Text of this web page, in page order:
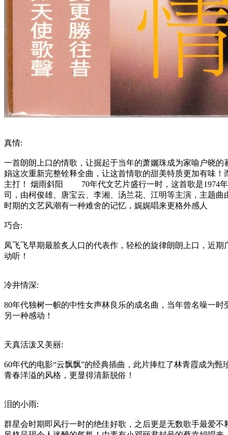
真情:
一首朗朗上口的情歌，让掘起于当年的萧孋珠成为家喻户晓
娟这次重新完整铨释全曲，让这首情歌的甜美特质更加有味
主打！ 烟雨斜阳 70年代文艺片盛行一时，这首歌是1974年
司，由柯俊雄、唐宝云、李湘、汤兰花、江明等主演，主题
时期的文艺风潮有一种难舍的记忆，娓娓唱来更格外感人
巧合:
凤飞飞早期最脍炙人口的代表作，轻松的旋律朗朗上口，近
动听！
冷井情深:
80年代独树一帜的中性女声林良乐的成名曲，当年曾名噪一
另一种感动！
天真活泼又美丽:
60年代的电影“云飘飘”的经典插曲，此片捧红了林青霞成为
青春洋溢的风格，更显得清新脱俗！
泪的小雨:
群星会时期即风行一时的绝佳好歌，之后更是无数歌手最爱